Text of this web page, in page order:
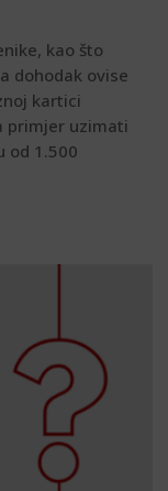
kao što
dohodak ovise
kartici
primjer uzimati
od 1.500